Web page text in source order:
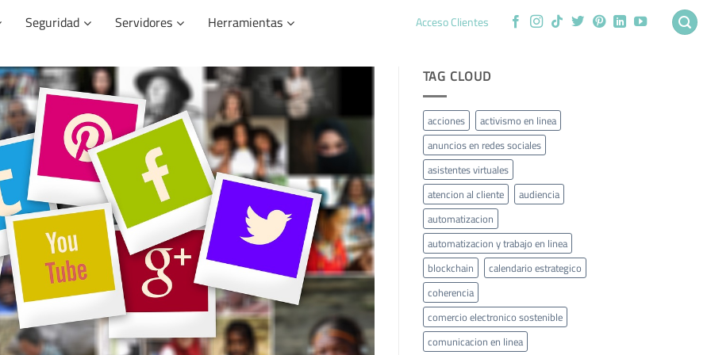
Seguridad Servidores
Herramientas
Acceso Clientes
TAG CLOUD
acciones
activismo en linea
anuncios en redes sociales
asistentes virtuales
atencion al cliente
audiencia
automatizacion
automatizacion y trabajo en linea
blockchain
calendario estrategico
coherencia
comercio electronico sostenible
comunicacion en linea